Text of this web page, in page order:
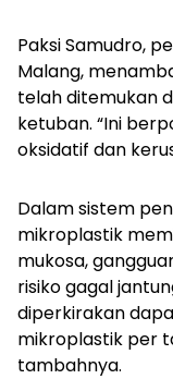
Paksi Samudro,
Malang,
telah ditemukan
ketuban. “Ini
oksidatif dan
Dalam sistem
mikroplastik
mukosa,
risiko gagal
diperkirakan
mikroplastik per
tambahnya.